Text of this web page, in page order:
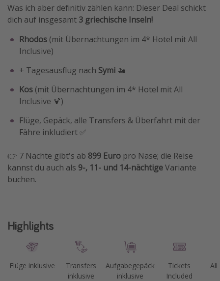
Rundreisen in Thailand
Bahnreisen in der Schweiz
Reisepassfreie Reiseziele
Travel Know How
Silvesterreisen
Last Minute Urlaub Mallorca
Last Minute Urlaub Deutschland
Was ich aber definitiv zählen kann: Dieser Deal schickt
dich auf insgesamt 3 griechische Inseln!
Rhodos (mit Übernachtungen im 4* Hotel mit All
Inclusive)
+ Tagesausflug nach Symi 🚤
Kos (mit Übernachtungen im 4* Hotel mit All
Inclusive 🍹)
Flüge, Gepäck, alle Transfers & Überfahrt mit der
Fähre inkludiert ✅
👉 7 Nächte gibt's ab 899 Euro pro Nase; die Reise
kannst du auch als 9-, 11- und 14-nächtigeVariante
buchen.
Highlights
Flüge inklusive
Transfers
inklusive
Aufgabegepäck
inklusive
Tickets
Included
All